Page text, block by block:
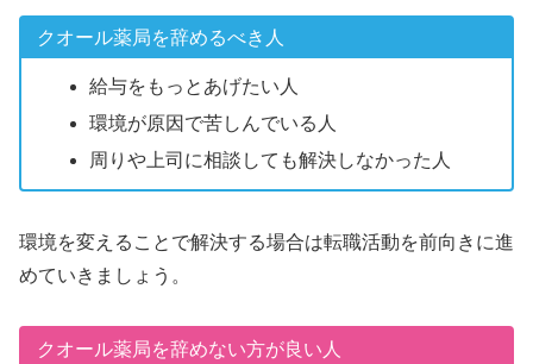
クオール薬局を辞めるべき人
給与をもっとあげたい人
環境が原因で苦しんでいる人
周りや上司に相談しても解決しなかった人
環境を変えることで解決する場合は転職活動を前向きに進
めていきましょう。
クオール薬局を辞めない方が良い人